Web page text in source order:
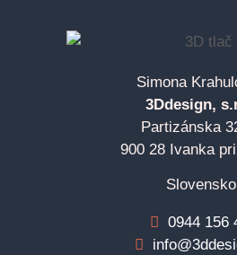
Simona
3Ddesign,
Partizánska
900 28 Ivanka
Slovensko
0944 156